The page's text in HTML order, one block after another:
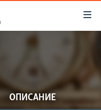
ОПИСАНИЕ